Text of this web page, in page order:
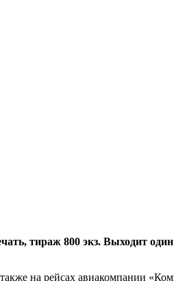
тираж 800 экз. Выходит
на рейсах авиакомпании